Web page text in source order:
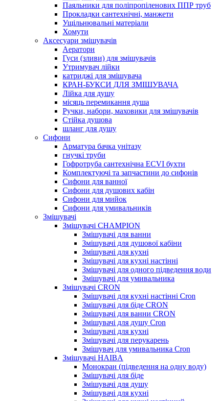
Паяльники для поліпропіленових ППР труб
Прокладки сантехнічні, манжети
Ущільнювальні матеріали
Хомути
Аксесуари змішувачів
Аератори
Гуси (зливи) для змішувачів
Утримувач лійки
катриджі для змішувача
КРАН-БУКСИ ДЛЯ ЗМІШУВАЧА
Лійка для душу
місяць перемикання душа
Ручки, набори, маховики для змішувачів
Стійка душова
шланг для душу
Сифони
Арматура бачка унітазу
гнучкі труби
Гофротруба сантехнічна ECVI бухти
Комплектуючі та запчастини до сифонів
Сифони для ванної
Сифони для душових кабін
Сифони для мийок
Сифони для умивальників
Змішувачі
Змішувачі CHAMPION
Змішувачі для ванни
Змішувачі для душової кабіни
Змішувачі для кухні
Змішувачі для кухні настінні
Змішувачі для одного підведення води
Змішувачі для умивальника
Змішувачі CRON
Змішувачі для кухні настінні Cron
Змішувачі для біде CRON
Змішувачі для ванни CRON
Змішувачі для душу Cron
Змішувачі для кухні
Змішувачі для перукарень
Змішувач для умивальника Cron
Змішувачі HAIBA
Монокран (підведення на одну воду)
Змішувачі для біде
Змішувачі для душу
Змішувачі для кухні